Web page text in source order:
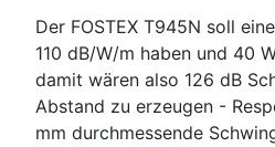
Der FOSTEX T945N soll
110 dB/W/m haben und 40
damit wären also 126 dB
Abstand zu erzeugen -
mm durchmessende